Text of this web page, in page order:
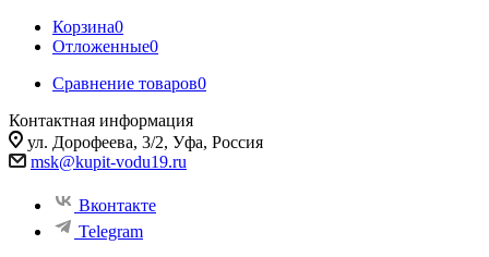
Корзина0
Отложенные0
Сравнение товаров0
Контактная информация
ул. Дорофеева, 3/2, Уфа, Россия
msk@kupit-vodu19.ru
Вконтакте
Telegram